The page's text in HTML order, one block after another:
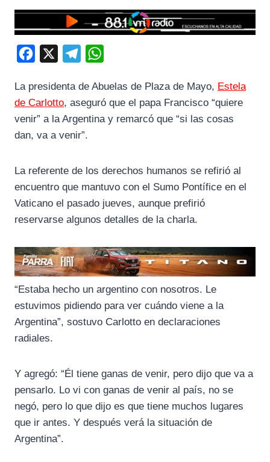
c
e
l
e
g
a
t
s
La presidenta de Abuelas de Plaza de Mayo, Estela
de Carlotto, aseguró que el papa Francisco “quiere
venir” a la Argentina y remarcó que “si las cosas
dan, va a venir”.
La referente de los derechos humanos se refirió al
encuentro que mantuvo con el Sumo Pontífice en el
Vaticano el pasado jueves, aunque prefirió
reservarse algunos detalles de la charla.
“Estaba hecho un argentino con nosotros. Le
estuvimos pidiendo para ver cuándo viene a la
Argentina”, sostuvo Carlotto en declaraciones
radiales.
Y agregó: “Él tiene ganas de venir, pero dijo que va a
pensarlo. Lo vi con ganas de venir al país, no se
negó, pero lo que dijo es que tiene muchos lugares
que ir antes. Y después verá la situación de
Argentina”.